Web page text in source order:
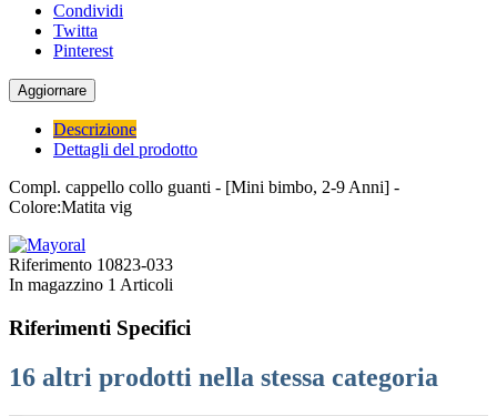
Condividi
Twitta
Pinterest
Descrizione
Dettagli del prodotto
Compl. cappello collo guanti - [Mini bimbo, 2-9 Anni] -
Colore:Matita vig
Riferimento 10823-033
In magazzino 1 Articoli
Riferimenti Specifici
16 altri prodotti nella stessa categoria